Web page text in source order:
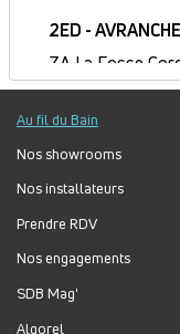
2ED -
ZA La Fosse
France
Itinéraire
Fermé
Jour
Plage
Lundi :
Mercredi :
Jeudi :
8h30-
Vendredi :
Au fil du Bain
Nos showrooms
Nos installateurs
Prendre RDV
Nos engagements
SDB Mag'
Algorel